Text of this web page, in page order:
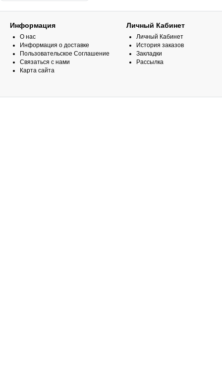
Информация
О нас
Информация о доставке
Пользовательское Соглашение
Связаться с нами
Карта сайта
Личный Кабинет
Личный Кабинет
История заказов
Закладки
Рассылка